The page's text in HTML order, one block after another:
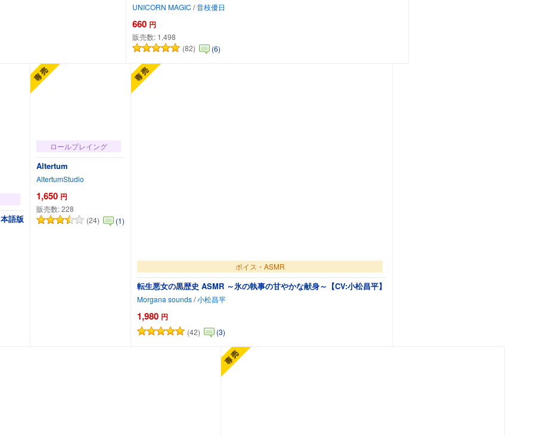
UNICORN MAGIC /音枝優日
660 円
販売数: 1,498
(82)
(6)
語版
ロールプレイング
Altertum
AltertumStudio
1,650 円
販売数:228
(24)
(1)
ボイス・ASMR
転生悪女の黒歴史 ASMR ～氷の執事の甘やかな献身～【CV:小松昌平】
Morgana sounds/小松昌平
1,980 円
(42) (3)